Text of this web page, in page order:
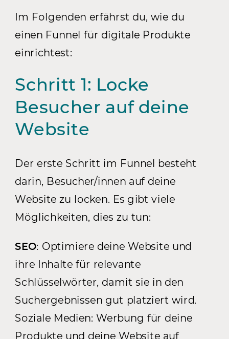
Im Folgenden erfährst du, wie du
einen Funnel für digitale Produkte
einrichtest:
Schritt 1: Locke
Besucher auf deine
Website
Der erste Schritt im Funnel besteht
darin, Besucher/innen auf deine
Website zu locken. Es gibt viele
Möglichkeiten, dies zu tun:
SEO: Optimiere deine Website und
ihre Inhalte für relevante
Schlüsselwörter, damit sie in den
Suchergebnissen gut platziert wird.
Soziale Medien: Werbung für deine
Produkte und deine Website auf